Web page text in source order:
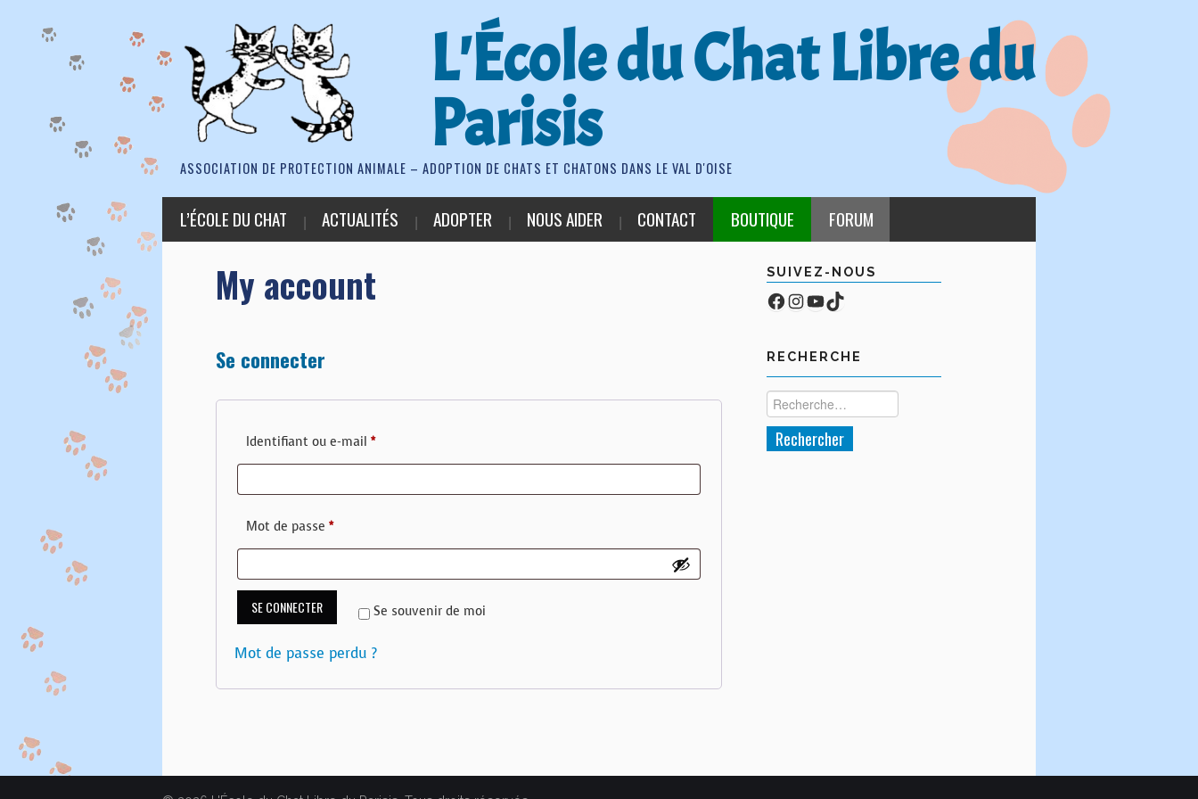
L'École du Chat Libre du
Parisis
ASSOCIATION DE PROTECTION ANIMALE – ADOPTION DE CHATS ET CHATONS DANS LE VAL D'OISE
L’ÉCOLE DU CHAT ACTUALITÉS ADOPTER NOUS AIDER CONTACT BOUTIQUE FORUM
My account
Se connecter
Identifiant ou e-mail *Obligatoire
Mot de passe *Obligatoire
Se souvenir de moi
SE CONNECTER
Mot de passe perdu ?
SUIVEZ-NOUS
Facebook
Compte Instagram
YouTube
TikTok
RECHERCHE